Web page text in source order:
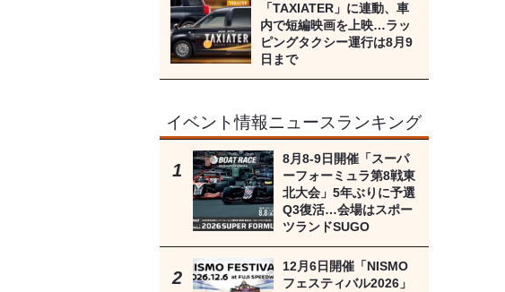
「TAXIATER」に連動、車
内で短編映画を上映…ラッ
ピングタクシー運行は8月9
日まで
イベント情報ニュースランキング
8月8‐9日開催「スーパ
ーフォーミュラ第8戦東
北大会」5年ぶりに予選
Q3復活…会場はスポー
ツランドSUGO
12月6日開催「NISMO
フェスティバル2026」